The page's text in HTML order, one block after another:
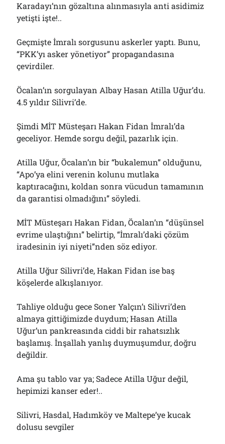
Karadayı’nın gözaltına alınmasıyla anti asidimiz
yetişti işte!..
Geçmişte İmralı sorgusunu askerler yaptı. Bunu,
“PKK’yı asker yönetiyor” propagandasına
çevirdiler.
Öcalan’ın sorgulayan Albay Hasan Atilla Uğur’du.
4.5 yıldır Silivri’de.
Şimdi MİT Müsteşarı Hakan Fidan İmralı’da
geceliyor. Hemde sorgu değil, pazarlık için.
Atilla Uğur, Öcalan’ın bir “bukalemun” olduğunu,
“Apo’ya elini verenin kolunu mutlaka
kaptıracağını, koldan sonra vücudun tamamının
da garantisi olmadığını” söyledi.
MİT Müsteşarı Hakan Fidan, Öcalan’ın “düşünsel
evrime ulaştığını” belirtip, “İmralı’daki çözüm
iradesinin iyi niyeti”nden söz ediyor.
Atilla Uğur Silivri’de, Hakan Fidan ise baş
köşelerde alkışlanıyor.
Tahliye olduğu gece Soner Yalçın’ı Silivri’den
almaya gittiğimizde duydum; Hasan Atilla
Uğur’un pankreasında ciddi bir rahatsızlık
başlamış. İnşallah yanlış duymuşumdur, doğru
değildir.
Ama şu tablo var ya; Sadece Atilla Uğur değil,
hepimizi kanser eder!..
Silivri, Hasdal, Hadımköy ve Maltepe’ye kucak
dolusu sevgiler